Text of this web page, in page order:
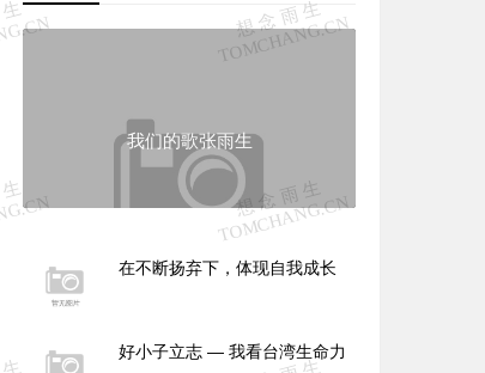
我们的歌张雨生
在不断扬弃下，体现自我成长
好小子立志 — 我看台湾生命力